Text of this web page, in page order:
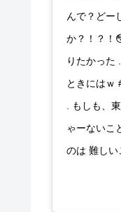
んで？どー
か？！？！
りたかった
ときにはｗ
. もしも、
ゃーないこ
のは 難し